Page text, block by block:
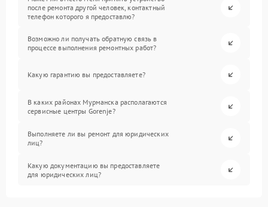
после ремонта другой человек, контактный
телефон которого я предоставлю?
Возможно ли получать обратную связь в
процессе выполнения ремонтных работ?
Какую гарантию вы предоставляете?
В каких районах Мурманска располагаются
сервисные центры Gorenje?
Выполняете ли вы ремонт для юридических
лиц?
Какую документацию вы предоставляете
для юридических лиц?